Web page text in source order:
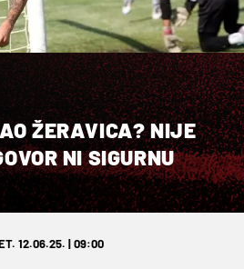
ŽERAVICA? NIJE
NI SIGURNU
12.06.25. | 09:00